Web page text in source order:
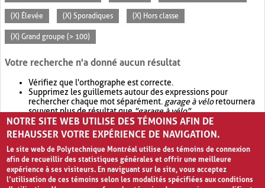
(X) Élevée (X) Sporadiques (X) Hors classe
(X) Grand groupe (> 100)
Votre recherche n'a donné aucun résultat
Vérifiez que l'orthographe est correcte.
Supprimez les guillemets autour des expressions pour
rechercher chaque mot séparément. garage à véloretournera
souvent plus de résultat que"garage à vélo".
Envisagez d'élargir votre recherche avec OR.garage OR vélo
retournera souvent plus de résultat quegarage à vélo
NOTRE SITE WEB UTILISE DES TÉMOINS AFIN DE
REHAUSSER VOTRE EXPÉRIENCE DE NAVIGATION.
Le site web de Polytechnique Montréal utilise des témoins de connexion
afin de recueillir des statistiques générales et offrir une meilleure
expérience à ses visiteurs. En naviguant sur le site, vous acceptez
l’utilisation de ces témoins selon les modalités spécifiées aux conditions